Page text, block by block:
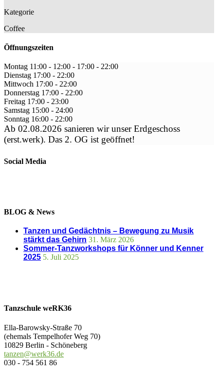
Kategorie
Coffee
Öffnungszeiten
Montag 11:00 - 12:00 - 17:00 - 22:00
Dienstag 17:00 - 22:00
Mittwoch 17:00 - 22:00
Donnerstag 17:00 - 22:00
Freitag 17:00 - 23:00
Samstag 15:00 - 24:00
Sonntag 16:00 - 22:00
Ab 02.08.2026 sanieren wir unser Erdgeschoss
(erst.werk). Das 2. OG ist geöffnet!
Social Media
BLOG & News
Tanzen und Gedächtnis – Bewegung zu Musik
stärkt das Gehirn 31. März 2026
Sommer-Tanzworkshops für Könner und Kenner
2025 5. Juli 2025
Tanzschule weRK36
Ella-Barowsky-Straße 70
(ehemals Tempelhofer Weg 70)
10829 Berlin - Schöneberg
tanzen@werk36.de
030 - 754 561 86